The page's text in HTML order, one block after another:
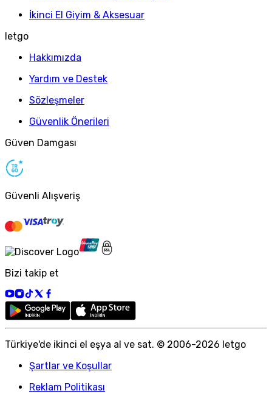
İkinci El Giyim & Aksesuar
letgo
Hakkımızda
Yardım ve Destek
Sözleşmeler
Güvenlik Önerileri
Güven Damgası
Güvenli Alışveriş
Bizi takip et
Türkiye'de ikinci el eşya al ve sat. © 2006-2026 letgo
Şartlar ve Koşullar
Reklam Politikası